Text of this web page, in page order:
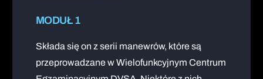
MODUŁ 1
Składa się on z serii manewrów, które są
przeprowadzane w Wielofunkcyjnym Centrum